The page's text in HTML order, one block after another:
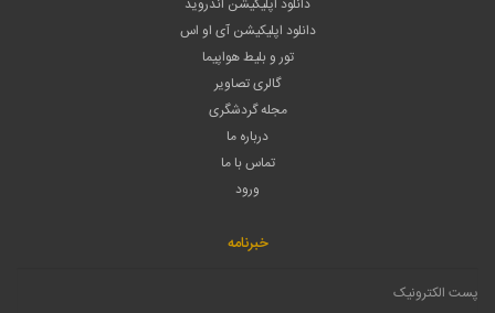
دانلود اپلیکیشن اندروید
دانلود اپلیکیشن آی او اس
تور و بلیط هواپیما
گالری تصاویر
مجله گردشگری
درباره ما
تماس با ما
ورود
خبرنامه